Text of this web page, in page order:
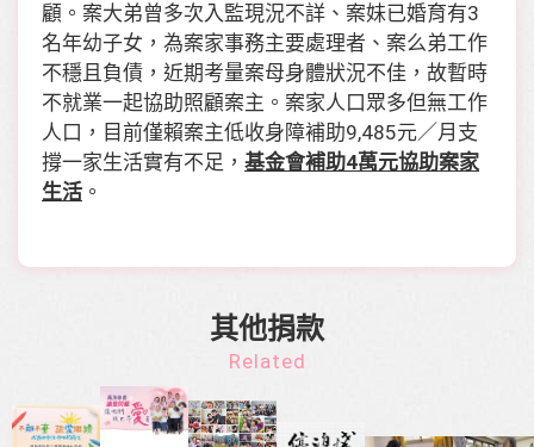
顧。案大弟曾多次入監現況不詳、案妹已婚育有3
名年幼子女，為案家事務主要處理者、案么弟工作
不穩且負債，近期考量案母身體狀況不佳，故暫時
不就業一起協助照顧案主。案家人口眾多但無工作
人口，目前僅賴案主低收身障補助9,485元／月支
撐一家生活實有不足， 基金會補助4萬元協助案家
生活 。
其他捐款
Related